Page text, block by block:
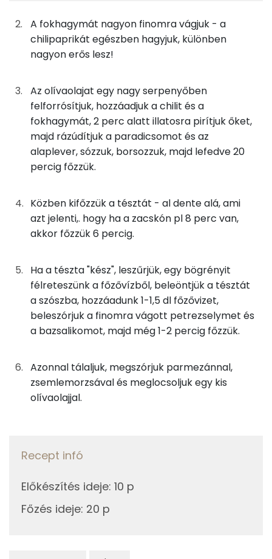
1g olívaolaj
9 kcal
4golívaolaj
5gfokhagyma
200gkonzerv paradicsom
32 kcal
63g alaplé
0gbors
0 kcal
8g bazsalikom
2 kcal
6gpetrezselyem 2 kcal
TOP ásványi anyagok
Nátrium
Kálcium
Magnézium
Szelén
C vitamin:
Kolin:
Niacin - B3 vitamin:
Likopin
Tiamin - B1 vitamin:
Összesen 16.9 g
Egyszeresen telítetlen zsírsav:
A fokhagymát nagyon finomra vágjuk - a
chilipaprikát egészben hagyjuk, különben
nagyon erős lesz!
Az olívaolajat egy nagy serpenyőben
felforrósítjuk, hozzáadjuk a chilit és a
fokhagymát, 2 perc alatt illatosra pirítjuk őket,
majd rázúdítjuk a paradicsomot és az
alaplever, sózzuk, borsozzuk, majd lefedve 20
percig főzzük.
Közben kifőzzük a tésztát - al dente alá, ami
azt jelenti,. hogy ha a zacskón pl 8 perc van,
akkor főzzük 6 percig.
Ha a tészta "kész", leszűrjük, egy bögrényit
félreteszünk a főzővízből, beleöntjük a tésztát
a szószba, hozzáadunk 1-1,5 dl főzővizet,
beleszórjuk a finomra vágott petrezselymet és
a bazsalikomot, majd még 1-2 percig főzzük.
Azonnal tálaljuk, megszórjuk parmezánnal,
zsemlemorzsával és meglocsoljuk egy kis
olívaolajjal.
Recept infó
Előkészítés ideje: 10 p
Főzés ideje: 20 p